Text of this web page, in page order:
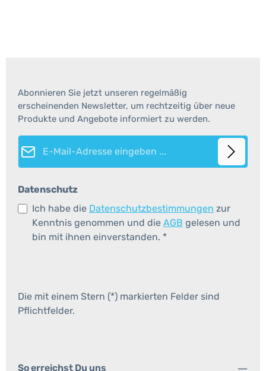
Abonnieren Sie jetzt unseren regelmäßig
erscheinenden Newsletter, um rechtzeitig über neue
Produkte und Angebote informiert zu werden.
E-Mail-Adresse*
Datenschutz
Ich habe die Datenschutzbestimmungen zur
Kenntnis genommen und die AGB gelesen und
bin mit ihnen einverstanden. *
Die mit einem Stern (*) markierten Felder sind
Pflichtfelder.
So erreichst Du uns